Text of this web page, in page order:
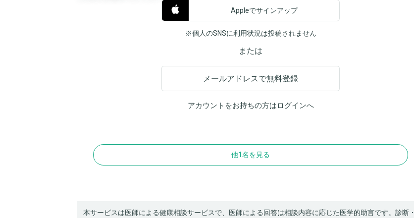
Appleでサインアップ
※個人のSNSに利用状況は投稿されません
または
メールアドレスで無料登録
アカウントをお持ちの方はログインへ
他1名を見る
本サービスは医師による健康相談サービスで、医師による回答は相談内容に応じた医学的助言です。診断・